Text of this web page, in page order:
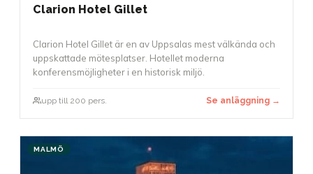
Clarion Hotel Gillet
Clarion Hotel Gillet är en av Uppsalas mest välkända och
uppskattade mötesplatser. Hotellet moderna
konferensmöjligheter i en historisk miljö.
upp till 200 pers. Se anläggning →
MALMÖ